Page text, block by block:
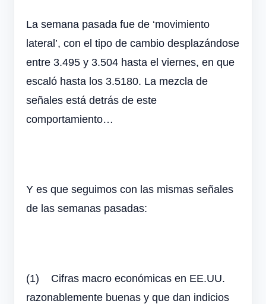
La semana pasada fue de ‘movimiento
lateral’, con el tipo de cambio desplazándose
entre 3.495 y 3.504 hasta el viernes, en que
escaló hasta los 3.5180. La mezcla de
señales está detrás de este
comportamiento…
Y es que seguimos con las mismas señales
de las semanas pasadas:
(1)
Cifras macro económicas en EE.UU.
razonablemente buenas y que dan indicios